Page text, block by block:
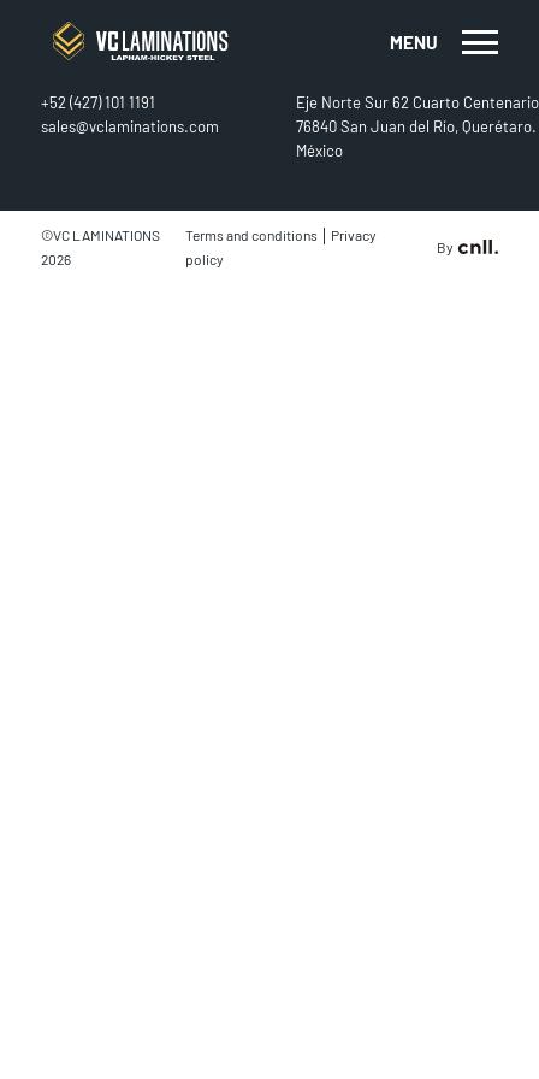
MENU
CONTACT
+52 (427) 101 1191
sales@vclaminations.com
Eje Norte Sur 62 Cuarto Centenario
76840 San Juan del Río, Querétaro.
México
©VC LAMINATIONS
2026
Terms and conditions | Privacy
policy
By